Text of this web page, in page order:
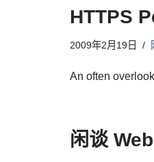
HTTPS
2009年2月19日
An often
闲谈